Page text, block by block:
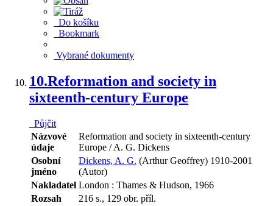
Do košíku
Bookmark
Vybrané dokumenty
10.Reformation and society in
sixteenth-century Europe
Půjčit
Názvové
údaje
Reformation and society in sixteenth-century
Europe / A. G. Dickens
Osobní
jméno
Dickens, A. G. (Arthur Geoffrey) 1910-2001
(Autor)
Nakladatel London : Thames & Hudson, 1966
Rozsah
216 s., 129 obr. příl.